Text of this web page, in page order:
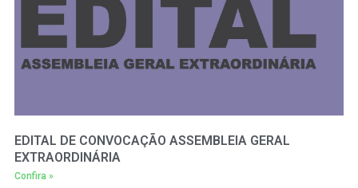
EDITAL DE CONVOCAÇÃO ASSEMBLEIA GERAL
EXTRAORDINÁRIA
Confira »